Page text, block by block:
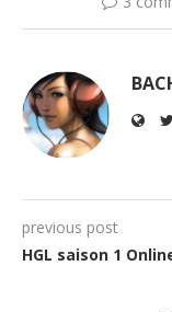
previous post
HGL saison 1